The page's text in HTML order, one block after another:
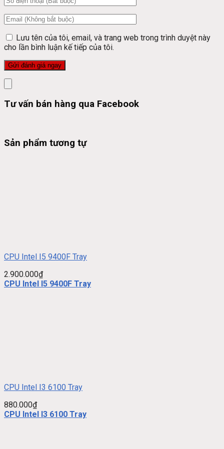
Lưu tên của tôi, email, và trang web trong trình duyệt này
cho lần bình luận kế tiếp của tôi.
Tư vấn bán hàng qua Facebook
Sản phẩm tương tự
CPU Intel I5 9400F Tray
2.900.000₫
CPU Intel I5 9400F Tray
CPU Intel I3 6100 Tray
880.000₫
CPU Intel I3 6100 Tray